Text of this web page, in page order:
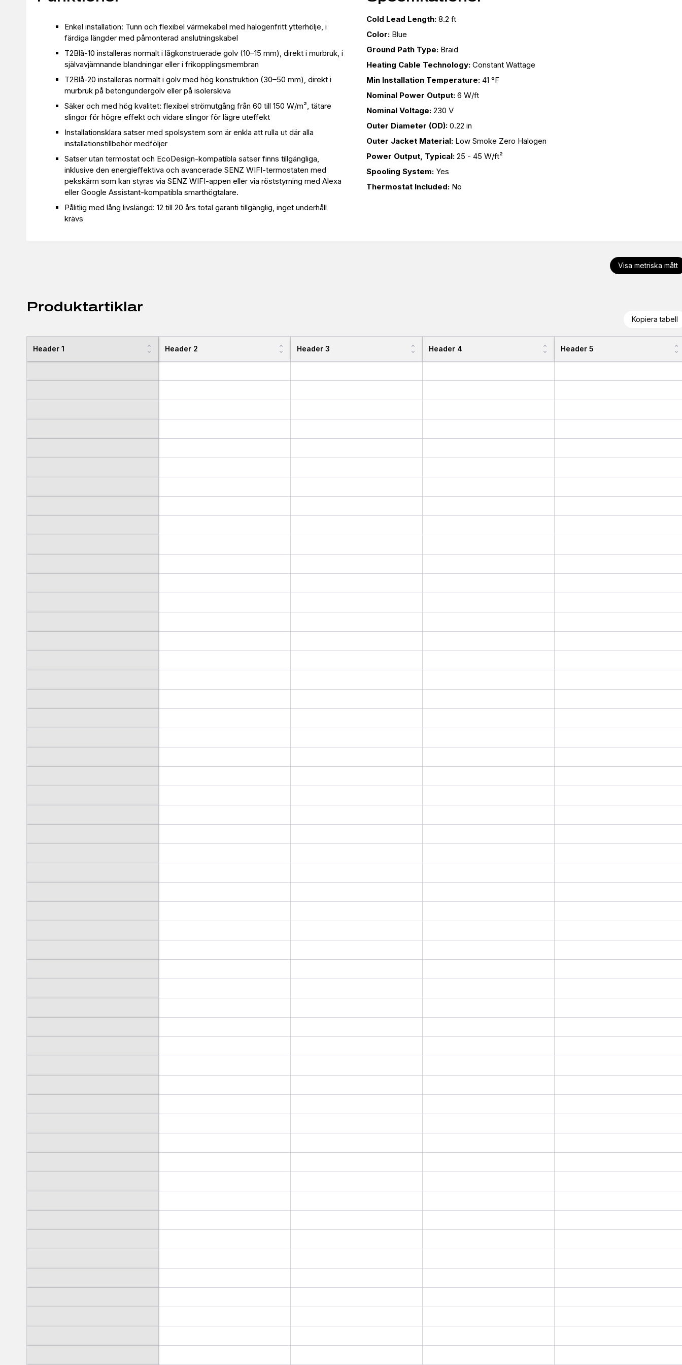
Enkel installation: Tunn och flexibel värmekabel med halogenfritt ytterhölje, i
färdiga längder med påmonterad anslutningskabel
T2Blå-10 installeras normalt i lågkonstruerade golv (10–15 mm), direkt i murbruk, i
självavjämnande blandningar eller i frikopplingsmembran
T2Blå-20 installeras normalt i golv med hög konstruktion (30–50 mm), direkt i
murbruk på betongundergolv eller på isolerskiva
Säker och med hög kvalitet: flexibel strömutgång från 60 till 150 W/m², tätare
slingor för högre effekt och vidare slingor för lägre uteffekt
Installationsklara satser med spolsystem som är enkla att rulla ut där alla
installationstillbehör medföljer
Satser utan termostat och EcoDesign-kompatibla satser finns tillgängliga,
inklusive den energieffektiva och avancerade SENZ WIFI-termostaten med
pekskärm som kan styras via SENZ WIFI-appen eller via röststyrning med Alexa
eller Google Assistant-kompatibla smarthögtalare.
Pålitlig med lång livslängd: 12 till 20 års total garanti tillgänglig, inget underhåll
krävs
Cold Lead Length: 8.2 ft
Color: Blue
Ground Path Type: Braid
Heating Cable Technology: Constant Wattage
Min Installation Temperature: 41 °F
Nominal Power Output: 6 W/ft
Nominal Voltage: 230 V
Outer Diameter (OD): 0.22 in
Outer Jacket Material: Low Smoke Zero Halogen
Power Output, Typical: 25 - 45 W/ft²
Spooling System: Yes
Thermostat Included: No
Visa metriska mått
Produktartiklar
Kopiera tabell
Header 1 Header 2 Header 3 Header 4 Header 5